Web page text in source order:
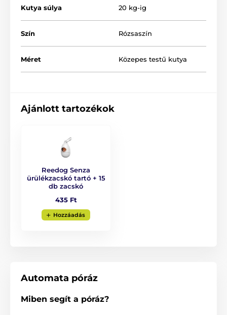
Amennyiben egy termék esetében a minőség és a
eredeti és praktikus designnal lett ellátva. A termék
négyféle méretben és 6 különféle színváltozatban is
Kutya súlya 20 kg-ig
Szín Rózsaszín
Méret Közepes testű kutya
Ajánlott tartozékok
Reedog Senza
ürülékzacskó tartó + 15
db zacskó
435 Ft
Hozzáadás
Automata póráz
Miben segít a póráz?